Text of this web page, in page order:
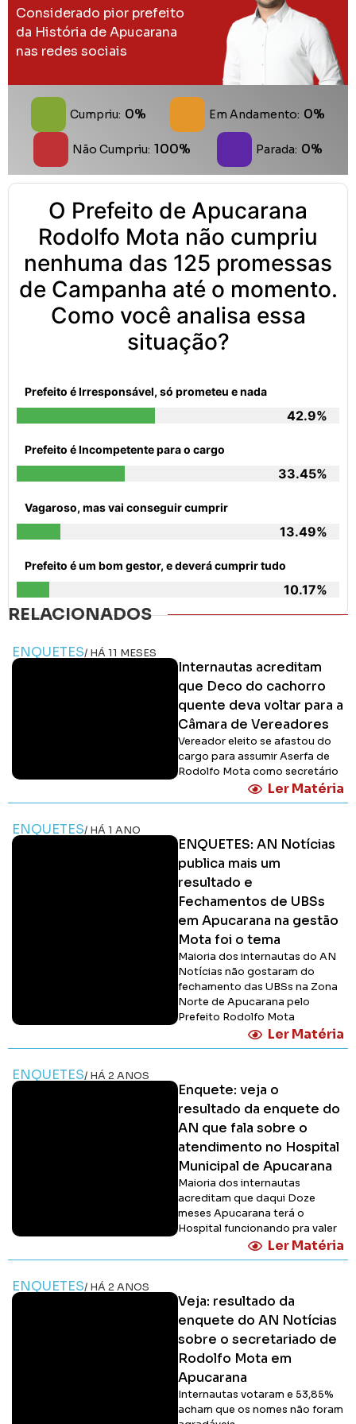
Considerado pior prefeito
da História de Apucarana
nas redes sociais
Cumpriu: 0% Em Andamento: 0%
Não Cumpriu: 100% Parada: 0%
O Prefeito de Apucarana
Rodolfo Mota não cumpriu
nenhuma das 125 promessas
de Campanha até o momento.
Como você analisa essa
situação?
Prefeito é Irresponsável, só prometeu e nada
42.9%
Prefeito é Incompetente para o cargo
33.45%
Vagaroso, mas vai conseguir cumprir
13.49%
Prefeito é um bom gestor, e deverá cumprir tudo
10.17%
RELACIONADOS
ENQUETES/ HÁ 11 MESES
Internautas acreditam
que Deco do cachorro
quente deva voltar para a
Câmara de Vereadores
Vereador eleito se afastou do
cargo para assumir Aserfa de
Rodolfo Mota como secretário
Ler Matéria
ENQUETES/ HÁ 1 ANO
ENQUETES: AN Notícias
publica mais um
resultado e
Fechamentos de UBSs
em Apucarana na gestão
Mota foi o tema
Maioria dos internautas do AN
Notícias não gostaram do
fechamento das UBSs na Zona
Norte de Apucarana pelo
Prefeito Rodolfo Mota
Ler Matéria
ENQUETES/ HÁ 2 ANOS
Enquete: veja o
resultado da enquete do
AN que fala sobre o
atendimento no Hospital
Municipal de Apucarana
Maioria dos internautas
acreditam que daqui Doze
meses Apucarana terá o
Hospital funcionando pra valer
Ler Matéria
ENQUETES/ HÁ 2 ANOS
Veja: resultado da
enquete do AN Notícias
sobre o secretariado de
Rodolfo Mota em
Apucarana
Internautas votaram e 53,85%
acham que os nomes não foram